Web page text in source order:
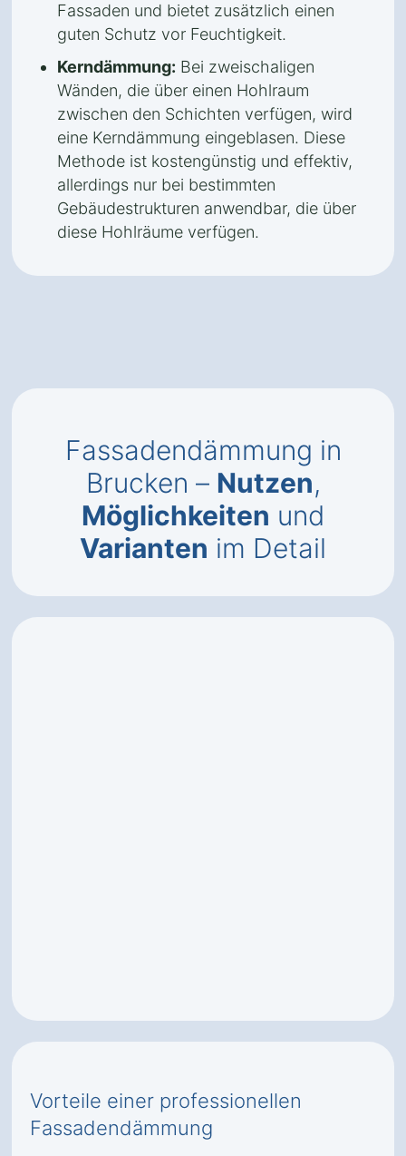
Fassaden und bietet zusätzlich einen
guten Schutz vor Feuchtigkeit.
Kerndämmung: Bei zweischaligen
Wänden, die über einen Hohlraum
zwischen den Schichten verfügen, wird
eine Kerndämmung eingeblasen. Diese
Methode ist kostengünstig und effektiv,
allerdings nur bei bestimmten
Gebäudestrukturen anwendbar, die über
diese Hohlräume verfügen.
Fassadendämmung in
Brucken – Nutzen,
Möglichkeiten und
Varianten im Detail
Vorteile einer professionellen
Fassadendämmung